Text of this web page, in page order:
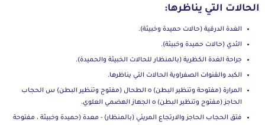
الحالات التي يناظرها:
الغدة الدرقية (حالات حميدة وخبيثة).
الثدي (حالات حميدة وخبيثة).
جراحة الغدة الكظرية (بالمنظار للحالات الخبيثة والحميدة).
الكبد والقنوات الصفراوية الحالات التي يناظرها.
المرارة (مفتوحة وتنظير البطن) o الطحال (مفتوح وتنظير البطن) س الحجاب
الحاجز (مفتوح وتنظير البطن) o الجهاز الهضمي العلوي.
فتق الحجاب الحاجز والارتجاع المريئي (بالمنظار) - معدة (حميدة وخبيثة ، مفتوحة